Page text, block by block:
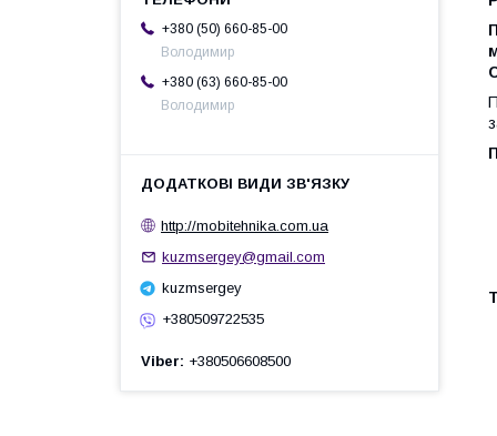
+380 (50) 660-85-00
Володимир
+380 (63) 660-85-00
Володимир
http://mobitehnika.com.ua
kuzmsergey@gmail.com
kuzmsergey
+380509722535
Viber +380506608500